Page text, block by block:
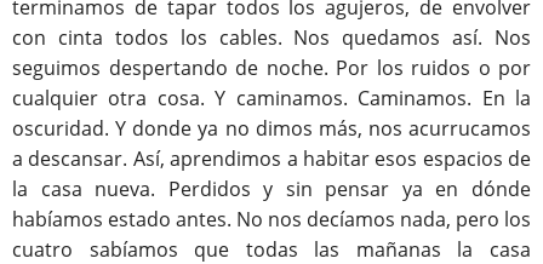
terminamos de tapar todos los agujeros, de envolver
con cinta todos los cables. Nos quedamos así. Nos
seguimos despertando de noche. Por los ruidos o por
cualquier otra cosa. Y caminamos. Caminamos. En la
oscuridad. Y donde ya no dimos más, nos acurrucamos
a descansar. Así, aprendimos a habitar esos espacios de
la casa nueva. Perdidos y sin pensar ya en dónde
habíamos estado antes. No nos decíamos nada, pero los
cuatro sabíamos que todas las mañanas la casa